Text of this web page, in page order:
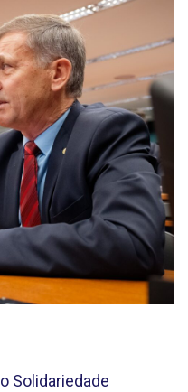
Solidariedade